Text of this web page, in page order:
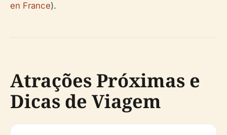
en France).
Atrações Próximas e
Dicas de Viagem